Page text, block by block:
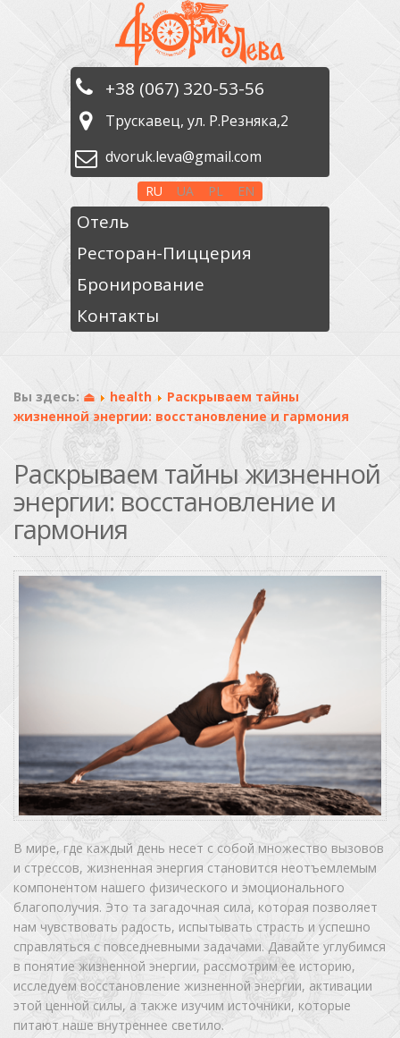
+38 (067) 320-53-56
Трускавец, ул. Р.Резняка,2
dvoruk.leva@gmail.com
RU UA PL EN
Отель
Ресторан-Пиццерия
Бронирование
Контакты
Вы здесь: ⏏ health
Раскрываем тайны
жизненной энергии: восстановление и гармония
Раскрываем тайны жизненной
энергии: восстановление и
гармония
В мире, где каждый день несет с собой множество вызовов
и стрессов, жизненная энергия становится неотъемлемым
компонентом нашего физического и эмоционального
благополучия. Это та загадочная сила, которая позволяет
нам чувствовать радость, испытывать страсть и успешно
справляться с повседневными задачами. Давайте углубимся
в понятие жизненной энергии, рассмотрим ее историю,
исследуем восстановление жизненной энергии, активации
этой ценной силы, а также изучим источники, которые
питают наше внутреннее светило.